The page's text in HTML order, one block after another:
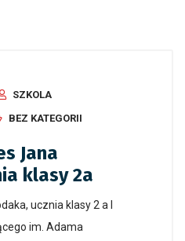
SZKOLA
BEZ KATEGORII
Jana
klasy 2a
ucznia klasy 2 a I
im. Adama